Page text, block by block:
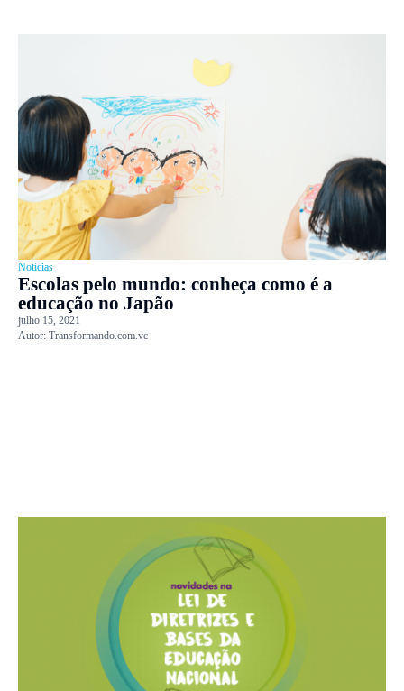
Notícias
Escolas pelo mundo: conheça como é a
educação no Japão
julho 15, 2021
Autor: Transformando.com.vc